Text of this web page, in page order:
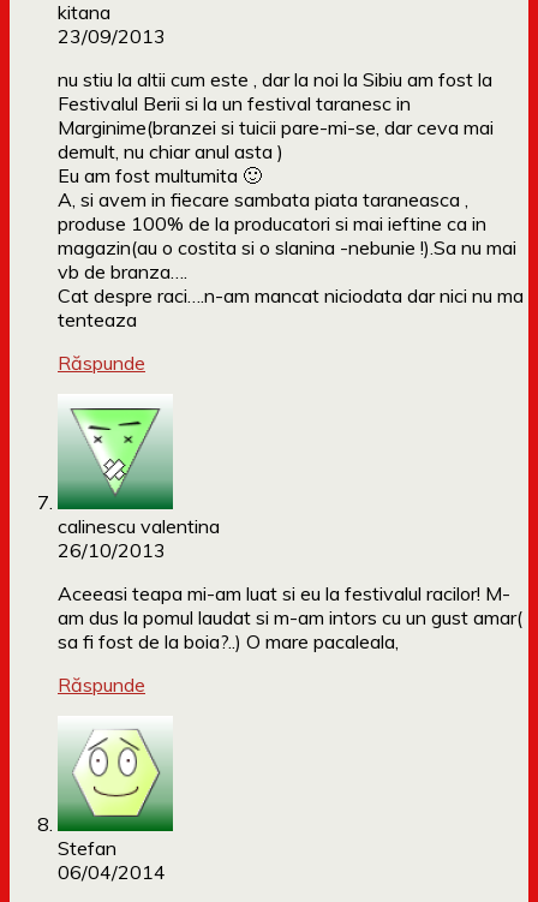
kitana
23/09/2013
nu stiu la altii cum este , dar la noi la Sibiu am fost la
Festivalul Berii si la un festival taranesc in
Marginime(branzei si tuicii pare-mi-se, dar ceva mai
demult, nu chiar anul asta )
Eu am fost multumita 🙂
A, si avem in fiecare sambata piata taraneasca ,
produse 100% de la producatori si mai ieftine ca in
magazin(au o costita si o slanina -nebunie !).Sa nu mai
vb de branza….
Cat despre raci….n-am mancat niciodata dar nici nu ma
tenteaza
Răspunde
calinescu valentina
26/10/2013
Aceeasi teapa mi-am luat si eu la festivalul racilor! M-
am dus la pomul laudat si m-am intors cu un gust amar(
sa fi fost de la boia?..) O mare pacaleala,
Răspunde
Stefan
06/04/2014